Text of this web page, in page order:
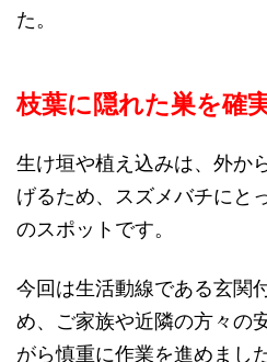
た。
枝葉に隠れた巣を確
生け垣や植え込みは、外か
げるため、スズメバチにと
のスポットです。
今回は生活動線である玄関
め、ご家族や近隣の方々の
がら慎重に作業を進めました